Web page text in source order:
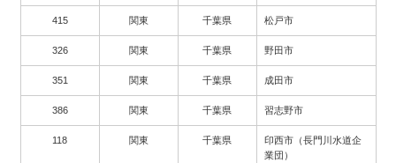
415 関東 千葉県 松戸市
326 関東 千葉県 野田市
351 関東 千葉県 成田市
386 関東 千葉県 習志野市
118 関東 千葉県
印西市（長門川水道企
業団）